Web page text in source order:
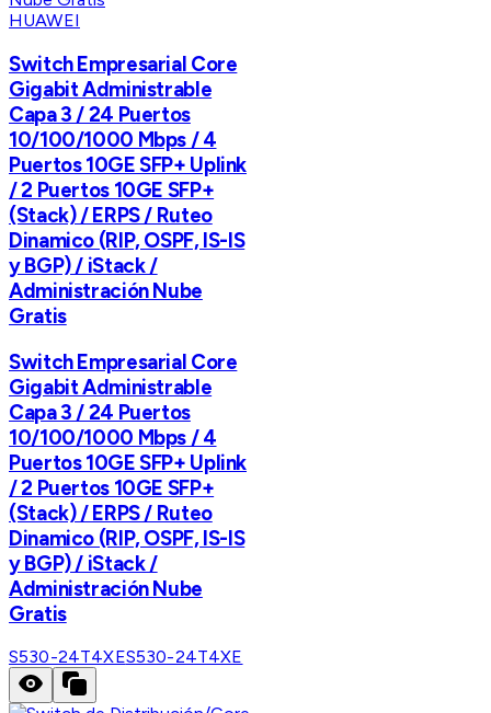
HUAWEI
Switch Empresarial Core
Gigabit Administrable
Capa 3 / 24 Puertos
10/100/1000 Mbps / 4
Puertos 10GE SFP+ Uplink
/ 2 Puertos 10GE SFP+
(Stack) / ERPS / Ruteo
Dinamico (RIP, OSPF, IS-IS
y BGP) / iStack /
Administración Nube
Gratis
Switch Empresarial Core
Gigabit Administrable
Capa 3 / 24 Puertos
10/100/1000 Mbps / 4
Puertos 10GE SFP+ Uplink
/ 2 Puertos 10GE SFP+
(Stack) / ERPS / Ruteo
Dinamico (RIP, OSPF, IS-IS
y BGP) / iStack /
Administración Nube
Gratis
S530-24T4XES530-24T4XE